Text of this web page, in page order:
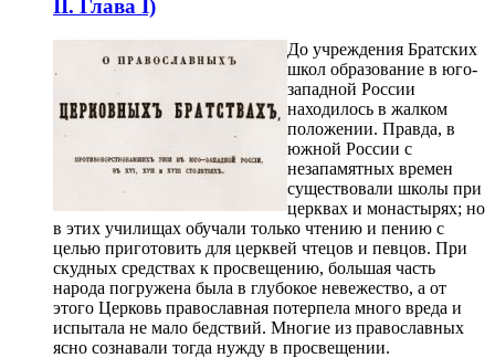
II. Глава I)
До учреждения Братских
школ образование в юго-
западной России
находилось в жалком
положении. Правда, в
южной России с
незапамятных времен
существовали школы при
церквах и монастырях; но
в этих училищах обучали только чтению и пению с
целью приготовить для церквей чтецов и певцов. При
скудных средствах к просвещению, большая часть
народа погружена была в глубокое невежество, а от
этого Церковь православная потерпела много вреда и
испытала не мало бедствий. Многие из православных
ясно сознавали тогда нужду в просвещении.